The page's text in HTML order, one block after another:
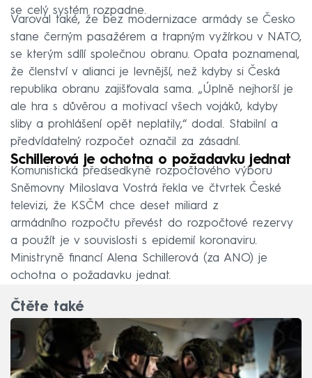
se celý systém rozpadne.
Varoval také, že bez modernizace armády se Česko
stane černým pasažérem a trapným vyžírkou v NATO,
se kterým sdílí společnou obranu. Opata poznamenal,
že členství v alianci je levnější, než kdyby si Česká
republika obranu zajišťovala sama. „Úplně nejhorší je
ale hra s důvěrou a motivací všech vojáků, kdyby
sliby a prohlášení opět neplatily,“ dodal. Stabilní a
předvídatelný rozpočet označil za zásadní.
Schillerová je ochotna o požadavku jednat
Komunistická předsedkyně rozpočtového výboru
Sněmovny Miloslava Vostrá řekla ve čtvrtek České
televizi, že KSČM chce deset miliard z
armádního rozpočtu převést do rozpočtové rezervy
a použít je v souvislosti s epidemií koronaviru.
Ministryně financí Alena Schillerová (za ANO) je
ochotna o požadavku jednat.
Čtěte také